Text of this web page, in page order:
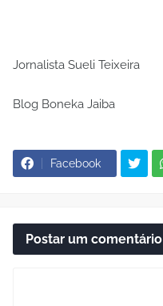
Jornalista Sueli Teixeira
Blog Boneka Jaiba
Facebook
Postar um comentário